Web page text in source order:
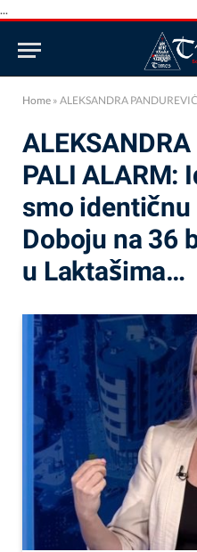
...
Home » ALEKSANDRA PANDUREVIĆ PALI ALARM:
PALI ALARM:
smo
Doboju na 36
u Laktašima…